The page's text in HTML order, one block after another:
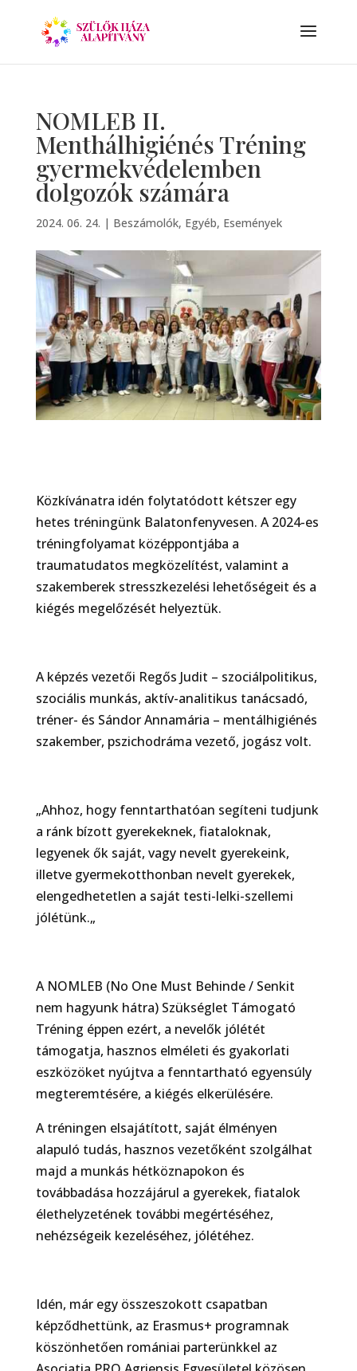
NOMLEB II.
Menthálhigiénés Tréning
gyermekvédelemben
dolgozók számára
2024. 06. 24. | Beszámolók, Egyéb, Események
Közkívánatra idén folytatódott kétszer egy
hetes tréningünk Balatonfenyvesen. A 2024-es
tréningfolyamat középpontjába a
traumatudatos megközelítést, valamint a
szakemberek stresszkezelési lehetőségeit és a
kiégés megelőzését helyeztük.
A képzés vezetői Regős Judit – szociálpolitikus,
szociális munkás, aktív-analitikus tanácsadó,
tréner- és Sándor Annamária – mentálhigiénés
szakember, pszichodráma vezető, jogász volt.
„Ahhoz, hogy fenntarthatóan segíteni tudjunk
a ránk bízott gyerekeknek, fiataloknak,
legyenek ők saját, vagy nevelt gyerekeink,
illetve gyermekotthonban nevelt gyerekek,
elengedhetetlen a saját testi-lelki-szellemi
jólétünk.„
A NOMLEB (No One Must Behinde / Senkit
nem hagyunk hátra) Szükséglet Támogató
Tréning éppen ezért, a nevelők jólétét
támogatja, hasznos elméleti és gyakorlati
eszközöket nyújtva a fenntartható egyensúly
megteremtésére, a kiégés elkerülésére.
A tréningen elsajátított, saját élményen
alapuló tudás, hasznos vezetőként szolgálhat
majd a munkás hétköznapokon és
továbbadása hozzájárul a gyerekek, fiatalok
élethelyzetének további megértéséhez,
nehézségeik kezeléséhez, jólétéhez.
Idén, már egy összeszokott csapatban
képződhettünk, az Erasmus+ programnak
köszönhetően romániai parterünkkel az